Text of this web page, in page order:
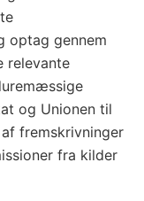
optag gennem
relevante
og Unionen til
fremskrivninger
fra kilder